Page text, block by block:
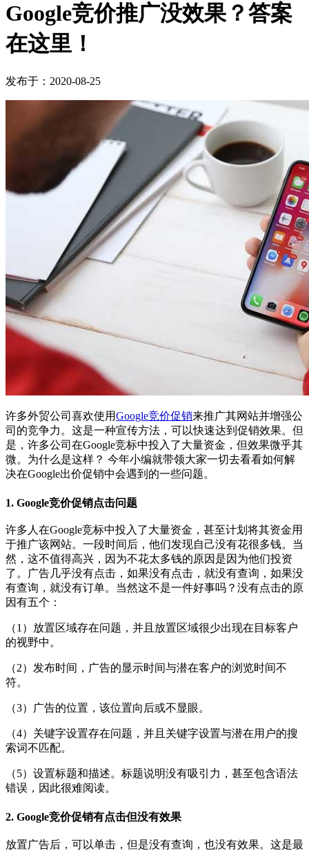
Google竞价推广没效果？答案
在这里！
发布于：2020-08-25
许多外贸公司喜欢使用Google竞价促销来推广其网站并增强公
司的竞争力。这是一种宣传方法，可以快速达到促销效果。但
是，许多公司在Google竞标中投入了大量资金，但效果微乎其
微。为什么是这样？ 今年小编就带领大家一切去看看如何解
决在Google出价促销中会遇到的一些问题。
1. Google竞价促销点击问题
许多人在Google竞标中投入了大量资金，甚至计划将其资金用
于推广该网站。一段时间后，他们发现自己没有花很多钱。当
然，这不值得高兴，因为不花太多钱的原因是因为他们投资
了。广告几乎没有点击，如果没有点击，就没有查询，如果没
有查询，就没有订单。当然这不是一件好事吗？没有点击的原
因有五个：
（1）放置区域存在问题，并且放置区域很少出现在目标客户
的视野中。
（2）发布时间，广告的显示时间与潜在客户的浏览时间不
符。
（3）广告的位置，该位置向后或不显眼。
（4）关键字设置存在问题，并且关键字设置与潜在用户的搜
索词不匹配。
（5）设置标题和描述。标题说明没有吸引力，甚至包含语法
错误，因此很难阅读。
2. Google竞价促销有点击但没有效果
放置广告后，可以单击，但是没有查询，也没有效果。这是最